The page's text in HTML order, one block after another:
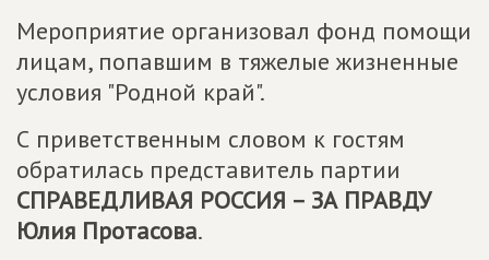
Мероприятие организовал фонд помощи
лицам, попавшим в тяжелые жизненные
условия "Родной край".
С приветственным словом к гостям
обратилась представитель партии
СПРАВЕДЛИВАЯ РОССИЯ – ЗА ПРАВДУ
Юлия Протасова.